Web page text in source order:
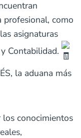
profesional, como
asignaturas
Contabilidad.
la aduana más
los conocimientos